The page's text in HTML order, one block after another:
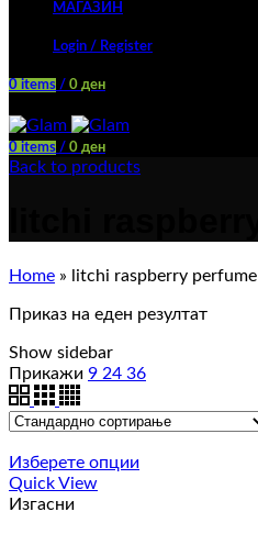
МАГАЗИН
Login / Register
0 items / 0 ден
0 items / 0 ден
Back to products
Home » litchi raspberry perfume
Приказ на еден резултат
Show sidebar
Прикажи 9 24 36
Изберете опции
Quick View
Изгасни